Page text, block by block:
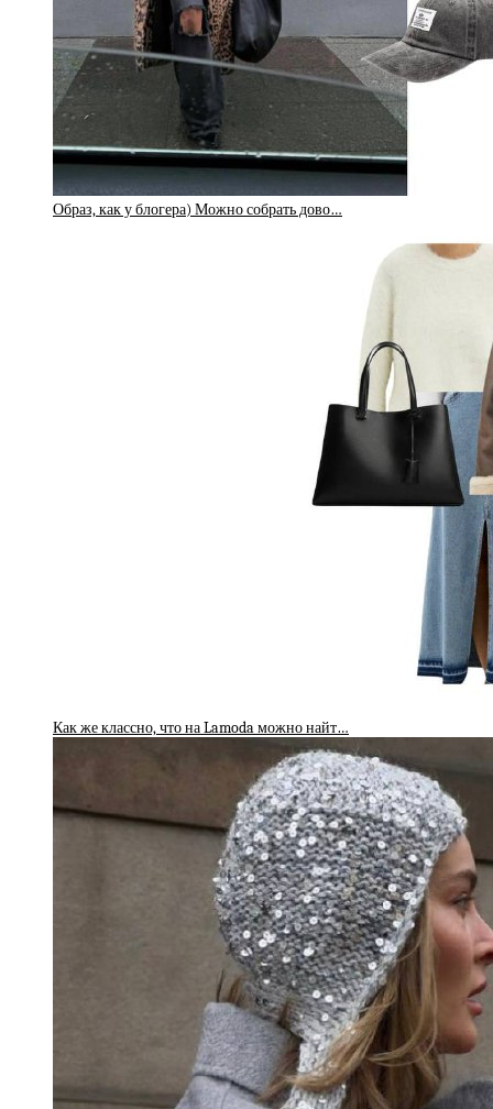
Образ, как у блогера) Можно собрать дово…
Как же классно, что на Lamoda можно найт…